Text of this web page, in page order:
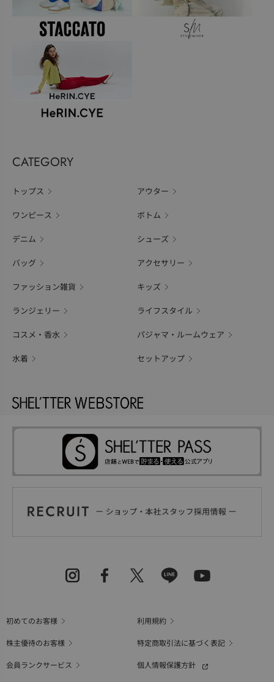
CATEGORY
トップス アウター
ワンピース ボトム
デニム シューズ
バッグ アクセサリー
ファッション雑貨 キッズ
ランジェリー ライフスタイル
コスメ・香水 パジャマ・ルームウェア
水着 セットアップ
初めてのお客様
利用規約
株主優待のお客様
特定商取引法に基づく表記
会員ランクサービス
個人情報保護方針